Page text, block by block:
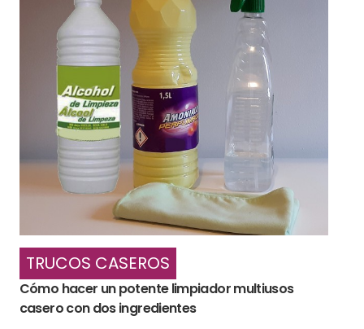
TRUCOS CASEROS
Cómo hacer un potente limpiador multiusos
casero con dos ingredientes